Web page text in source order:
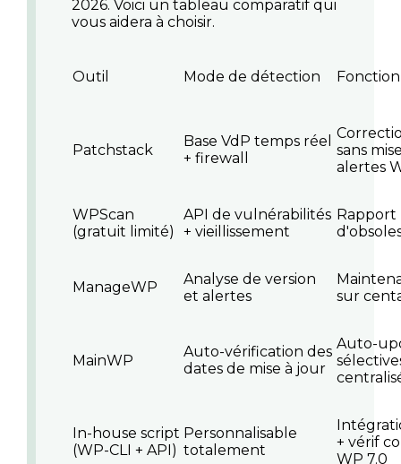
2026. Voici un tableau comparatif qui
vous aidera à choisir.
Outil Mode de détection
Patchstack
Base VdP temps réel
+ firewall
sans
alertes
WPScan
(gratuit limité)
API de vulnérabilités
+ vieillissement
Rapport
ManageWP
Analyse de version
et alertes
sur
MainWP
Auto-vérification des
dates de mise à jour
Auto-
In-house script
(WP-CLI + API)
Personnalisable
totalement
+ vérif
WP 7.0